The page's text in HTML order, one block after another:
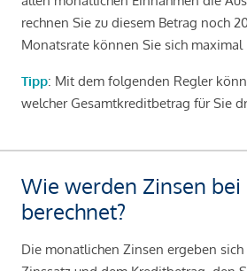
rechnen Sie zu diesem Betrag noch
Monatsrate können Sie sich maximal
Tipp: Mit dem folgenden Regler
welcher Gesamtkreditbetrag für Sie
Wie werden Zinsen
berechnet?
Die monatlichen Zinsen ergeben